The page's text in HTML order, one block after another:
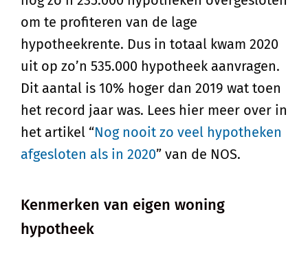
om te profiteren van de lage
hypotheekrente. Dus in totaal kwam 2020
uit op zo’n 535.000 hypotheek aanvragen.
Dit aantal is 10% hoger dan 2019 wat toen
het record jaar was. Lees hier meer over in
het artikel “Nog nooit zo veel hypotheken
afgesloten als in 2020” van de NOS.
Kenmerken van eigen woning
hypotheek